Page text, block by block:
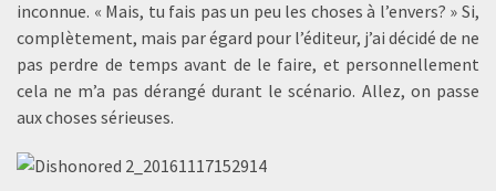
inconnue. « Mais, tu fais pas un peu les choses à l’envers? » Si,
complètement, mais par égard pour l’éditeur, j’ai décidé de ne
pas perdre de temps avant de le faire, et personnellement
cela ne m’a pas dérangé durant le scénario. Allez, on passe
aux choses sérieuses.